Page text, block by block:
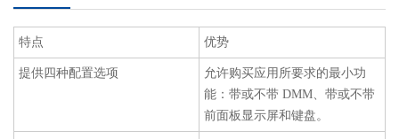
特点 优势
提供四种配置选项
允许购买应用所要求的最小功
能：带或不带 DMM、带或不带
前面板显示屏和键盘。